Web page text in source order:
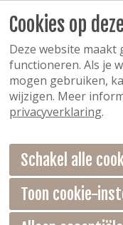
Cookies op
Deze website maakt
functioneren. Als je
mogen gebruiken,
wijzigen. Meer
privacyverklaring.
Schakel alle
Toon cookie-